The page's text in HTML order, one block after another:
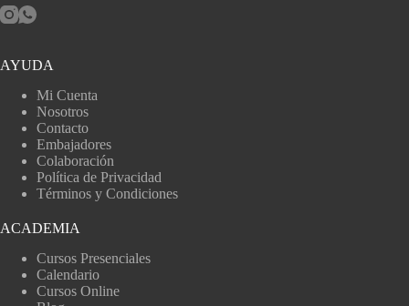
AYUDA
Mi Cuenta
Nosotros
Contacto
Embajadores
Colaboración
Política de Privacidad
Términos y Condiciones
ACADEMIA
Cursos Presenciales
Calendario
Cursos Online